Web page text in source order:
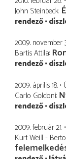
John Steinbeck
rendező
2009. november
Bartis Attila
rendező
2009. április 18.
Carlo Goldoni
rendező
2009. február 21.
Kurt Weill -